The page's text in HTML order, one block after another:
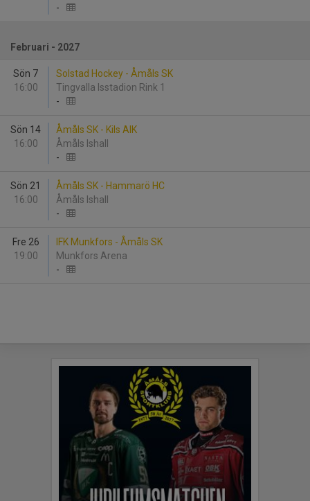
-
Februari - 2027
Sön 7
16:00
Solstad Hockey - Åmåls SK
Tingvalla Isstadion Rink 1
-
Sön 14
16:00
Åmåls SK - Kils AIK
Åmåls Ishall
-
Sön 21
16:00
Åmåls SK - Hammarö HC
Åmåls Ishall
-
Fre 26
19:00
IFK Munkfors - Åmåls SK
Munkfors Arena
-